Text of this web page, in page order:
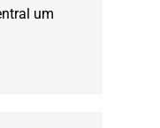
um